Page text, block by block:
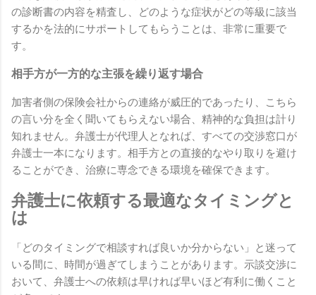
の診断書の内容を精査し、どのような症状がどの等級に該当
するかを法的にサポートしてもらうことは、非常に重要で
す。
相手方が一方的な主張を繰り返す場合
加害者側の保険会社からの連絡が威圧的であったり、こちら
の言い分を全く聞いてもらえない場合、精神的な負担は計り
知れません。弁護士が代理人となれば、すべての交渉窓口が
弁護士一本になります。相手方との直接的なやり取りを避け
ることができ、治療に専念できる環境を確保できます。
弁護士に依頼する最適なタイミングと
は
「どのタイミングで相談すれば良いか分からない」と迷って
いる間に、時間が過ぎてしまうことがあります。示談交渉に
おいて、弁護士への依頼は早ければ早いほど有利に働くこと